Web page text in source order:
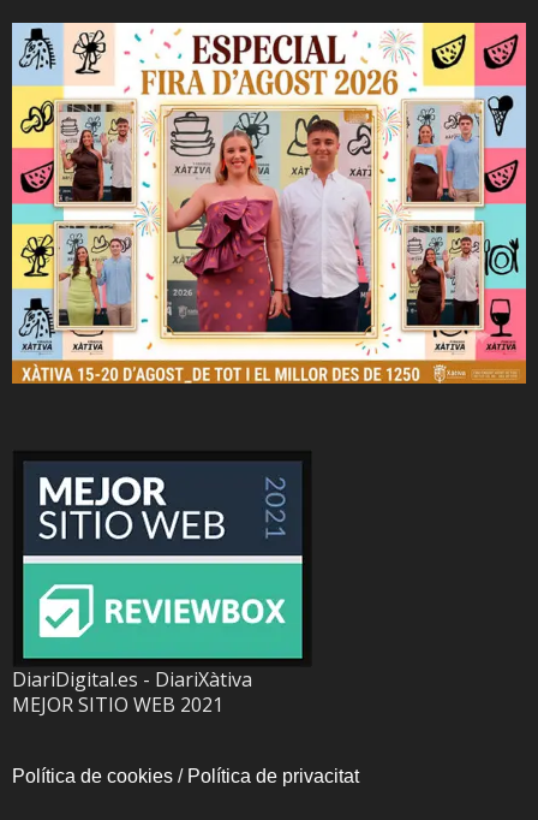
DiariDigital.es - DiariXàtiva
MEJOR SITIO WEB 2021
Política de cookies / Política de privacitat